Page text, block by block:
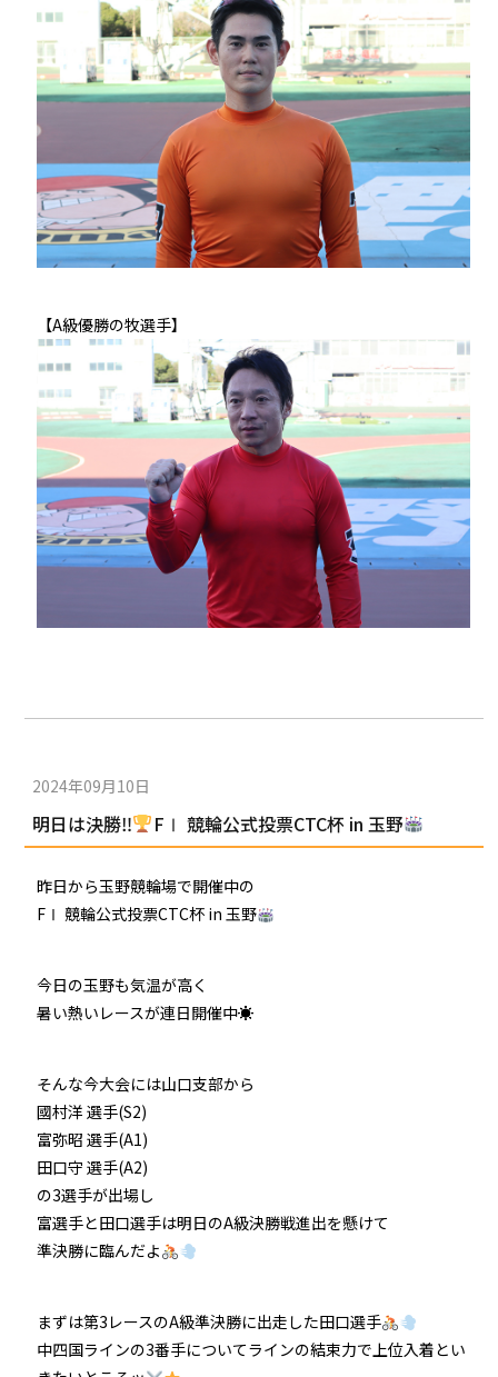
【A級優勝の牧選手】
2024年09月10日
明日は決勝‼ FⅠ 競輪公式投票CTC杯 in 玉野
昨日から玉野競輪場で開催中の
FⅠ 競輪公式投票CTC杯 in 玉野
今日の玉野も気温が高く
暑い熱いレースが連日開催中☀
そんな今大会には山口支部から
國村洋 選手(S2)
富弥昭 選手(A1)
田口守 選手(A2)
の3選手が出場し
富選手と田口選手は明日のA級決勝戦進出を懸けて
準決勝に臨んだよ
まずは第3レースのA級準決勝に出走した田口選手
中四国ラインの3番手についてラインの結束力で上位入着とい